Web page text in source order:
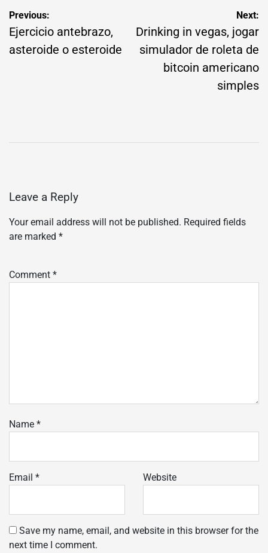
Post
navigation
Previous:
Ejercicio antebrazo,
asteroide o esteroide
Next:
Drinking in vegas, jogar
simulador de roleta de
bitcoin americano
simples
Leave a Reply
Your email address will not be published. Required fields
are marked *
Comment *
Name *
Email * Website
Save my name, email, and website in this browser for the
next time I comment.